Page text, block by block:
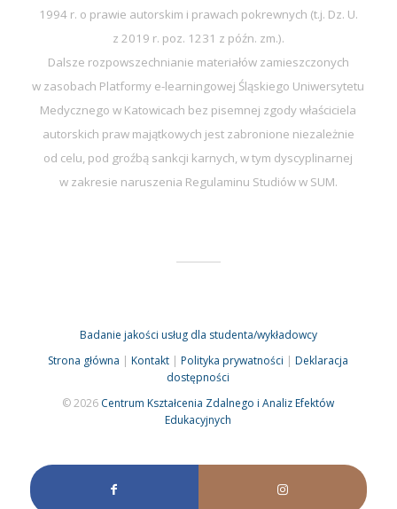
1994 r. o prawie autorskim i prawach pokrewnych (t.j. Dz. U.
z 2019 r. poz. 1231 z późn. zm.).
Dalsze rozpowszechnianie materiałów zamieszczonych
w zasobach Platformy e-learningowej Śląskiego Uniwersytetu
Medycznego w Katowicach bez pisemnej zgody właściciela
autorskich praw majątkowych jest zabronione niezależnie
od celu, pod groźbą sankcji karnych, w tym dyscyplinarnej
w zakresie naruszenia Regulaminu Studiów w SUM.
Badanie jakości usług dla studenta/wykładowcy
Strona główna |Kontakt |Polityka prywatności |Deklaracja
dostępności
© 2026 Centrum Kształcenia Zdalnego i Analiz Efektów
Edukacyjnych